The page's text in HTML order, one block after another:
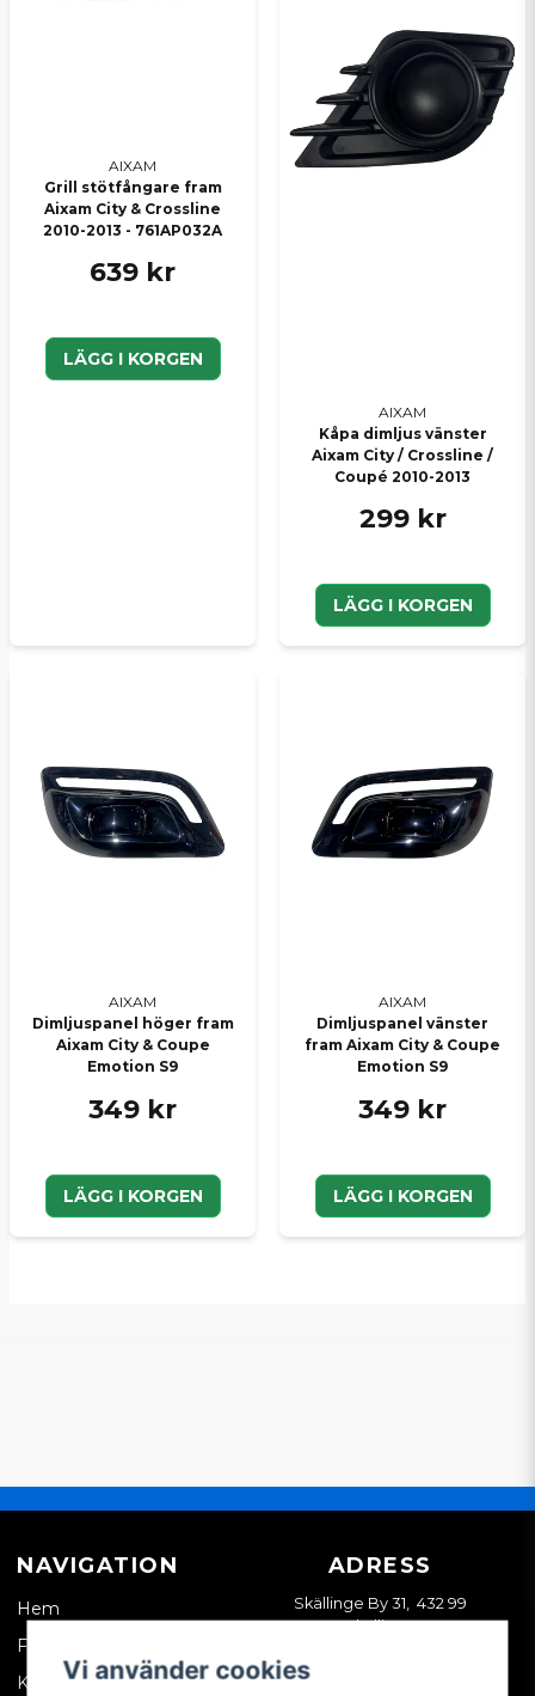
AIXAM
Grill stötfångare fram
Aixam City & Crossline
2010-2013 - 761AP032A
639 kr
LÄGG I KORGEN
AIXAM
Kåpa dimljus vänster
Aixam City / Crossline /
Coupé 2010-2013
299 kr
LÄGG I KORGEN
AIXAM
Dimljuspanel höger fram
Aixam City & Coupe
Emotion S9
349 kr
LÄGG I KORGEN
AIXAM
Dimljuspanel vänster
fram Aixam City & Coupe
Emotion S9
349 kr
LÄGG I KORGEN
NAVIGATION
Hem
Företagskund
Kontakta oss
ADRESS
Skällinge By 31, 432 99
Skällinge
Vi använder cookies